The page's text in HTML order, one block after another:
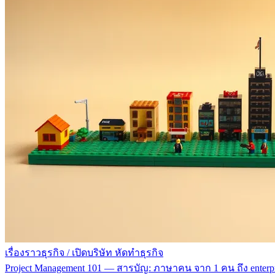
เรื่องราวธุรกิจ / เปิดบริษัท หัดทำธุรกิจ
Project Management 101 — สารบัญ: ภาษาคน จาก 1 คน ถึง